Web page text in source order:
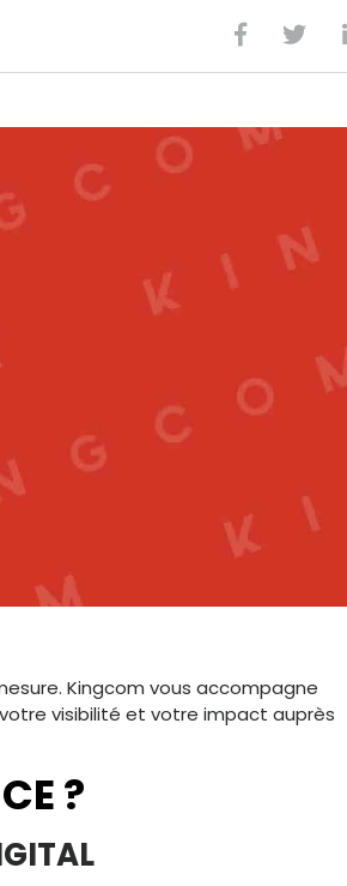
Kingcom vous accompagne
visibilité et votre impact auprès
?